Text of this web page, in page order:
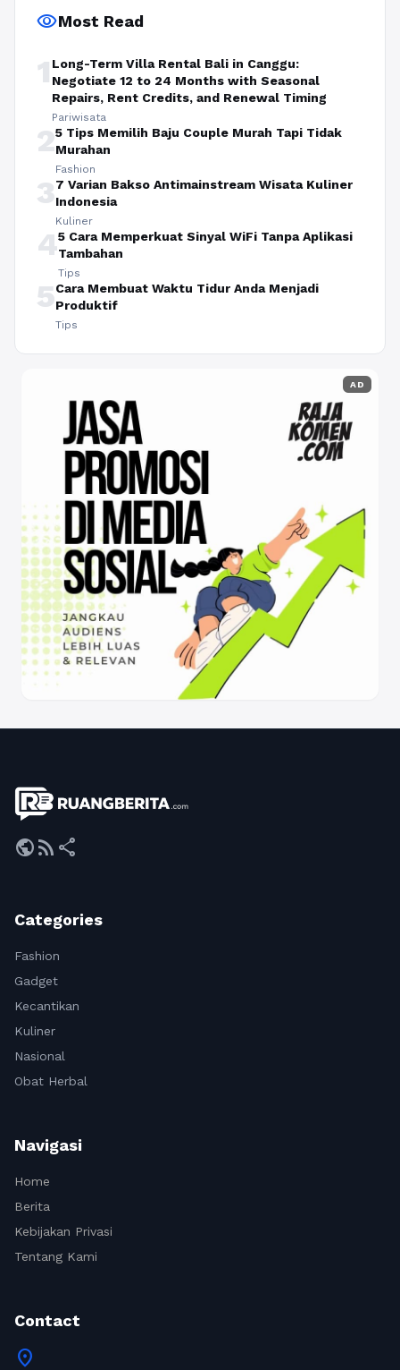
visibilityMost Read
1 Long-Term Villa Rental Bali in Canggu:
Negotiate 12 to 24 Months with Seasonal
Repairs, Rent Credits, and Renewal Timing
Pariwisata
25 Tips Memilih Baju Couple Murah Tapi Tidak
Murahan
Fashion
37 Varian Bakso Antimainstream Wisata Kuliner
Indonesia
Kuliner
45 Cara Memperkuat Sinyal WiFi Tanpa Aplikasi
Tambahan
Tips
5Cara Membuat Waktu Tidur Anda Menjadi
Produktif
Tips
AD
publicrss_feed share
Categories
Fashion
Gadget
Kecantikan
Kuliner
Nasional
Obat Herbal
Navigasi
Home
Berita
Kebijakan Privasi
Tentang Kami
Contact
location_on